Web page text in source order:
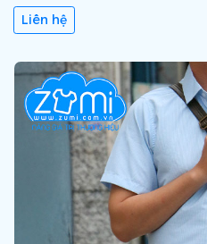
Liên hệ